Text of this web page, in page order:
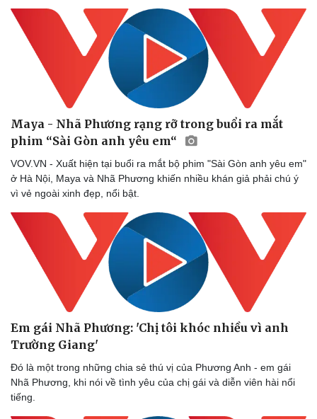
Maya - Nhã Phương rạng rỡ trong buổi ra mắt
phim “Sài Gòn anh yêu em“
VOV.VN - Xuất hiện tại buổi ra mắt bộ phim "Sài Gòn anh yêu em"
ở Hà Nội, Maya và Nhã Phương khiến nhiều khán giả phải chú ý
vì vẻ ngoài xinh đẹp, nổi bật.
Em gái Nhã Phương: 'Chị tôi khóc nhiều vì anh
Trường Giang'
Đó là một trong những chia sẻ thú vị của Phương Anh - em gái
Nhã Phương, khi nói về tình yêu của chị gái và diễn viên hài nổi
tiếng.